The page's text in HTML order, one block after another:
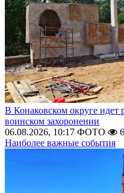
В Конаковском округе идет
воинском захоронении
06.08.2026, 10:17 ФОТО
Наиболее важные события